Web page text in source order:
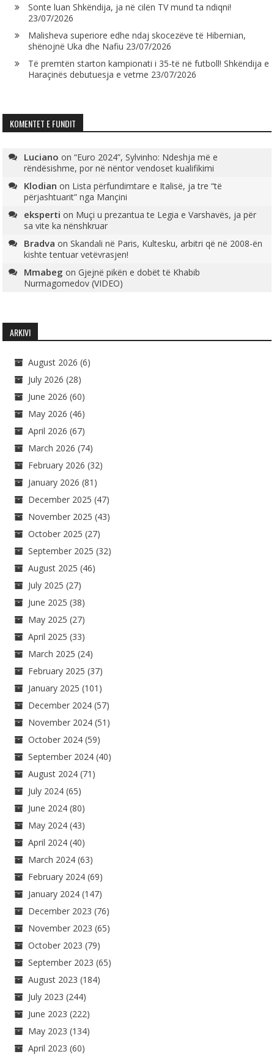
Sonte luan Shkëndija, ja në cilën TV mund ta ndiqni!
23/07/2026
Malisheva superiore edhe ndaj skocezëve të Hibernian,
shënojnë Uka dhe Nafiu 23/07/2026
Të premtën starton kampionati i 35-të në futboll! Shkëndija e
Haraçinës debutuesja e vetme 23/07/2026
KOMENTET E FUNDIT
Luciano on“Euro 2024”, Sylvinho: Ndeshja më e
rëndësishme, por në nëntor vendoset kualifikimi
Klodian on Lista përfundimtare e Italisë, ja tre “të
përjashtuarit” nga Mançini
eksperti on Muçi u prezantua te Legia e Varshavës, ja për
sa vite ka nënshkruar
Bradva onSkandali në Paris, Kultesku, arbitri që në 2008-ën
kishte tentuar vetëvrasjen!
Mmabeg onGjejnë pikën e dobët të Khabib
Nurmagomedov (VIDEO)
ARKIVI
August 2026 (6)
July 2026 (28)
June 2026 (60)
May 2026 (46)
April 2026 (67)
March 2026 (74)
February 2026 (32)
January 2026 (81)
December 2025 (47)
November 2025 (43)
October 2025 (27)
September 2025 (32)
August 2025 (46)
July 2025 (27)
June 2025 (38)
May 2025 (27)
April 2025 (33)
March 2025 (24)
February 2025 (37)
January 2025 (101)
December 2024 (57)
November 2024 (51)
October 2024 (59)
September 2024 (40)
August 2024 (71)
July 2024 (65)
June 2024 (80)
May 2024 (43)
April 2024 (40)
March 2024 (63)
February 2024 (69)
January 2024 (147)
December 2023 (76)
November 2023 (65)
October 2023 (79)
September 2023 (65)
August 2023 (184)
July 2023 (244)
June 2023 (222)
May 2023 (134)
April 2023 (60)